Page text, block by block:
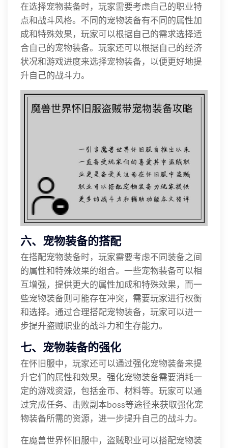
在选择宠物装备时，玩家需要考虑自己的职业特
点和战斗风格。不同的宠物装备有不同的属性加
成和特殊效果，玩家可以根据自己的需求选择适
合自己的宠物装备。玩家还可以根据自己的经济
状况和游戏进度来选择宠物装备，以便更好地提
升自己的战斗力。
六、宠物装备的搭配
在搭配宠物装备时，玩家需要考虑不同装备之间
的属性和特殊效果的组合。一些宠物装备可以相
互增强，提供更大的属性加成和特殊效果，而一
些宠物装备则可能存在冲突，需要玩家进行权衡
和选择。通过合理搭配宠物装备，玩家可以进一
步提升盗贼职业的战斗力和生存能力。
七、宠物装备的强化
在怀旧服中，玩家还可以通过强化宠物装备来提
升它们的属性和效果。强化宠物装备需要消耗一
定的游戏资源，包括金币、材料等。玩家可以通
过完成任务、击败副本boss等途径来获取强化宠
物装备所需的资源，进一步提升自己的战斗力。
在魔兽世界怀旧服中，盗贼职业可以搭配宠物装